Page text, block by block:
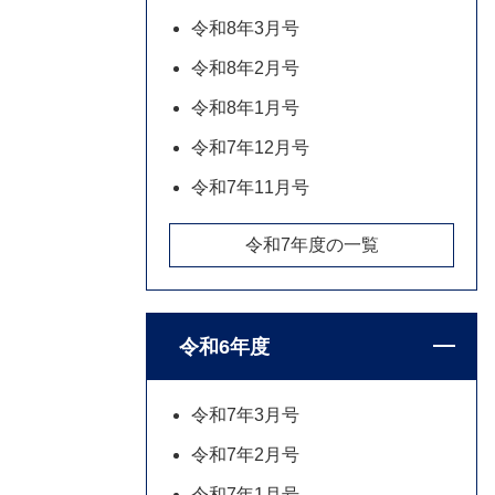
令和8年3月号
令和8年2月号
令和8年1月号
令和7年12月号
令和7年11月号
令和7年度の一覧
令和6年度
令和7年3月号
令和7年2月号